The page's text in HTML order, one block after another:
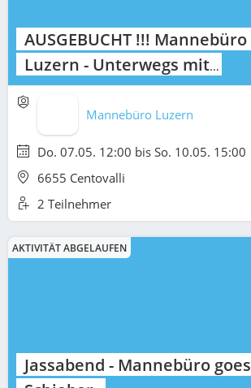
AUSGEBUCHT !!! Mannebüro
Luzern - Unterwegs mit
Männern
Mannebüro Luzern
Do. 07.05. 12:00 bis So. 10.05. 15:00
6655 Centovalli
2 Teilnehmer
AKTIVITÄT ABGELAUFEN
Jassabend - Mannebüro goes